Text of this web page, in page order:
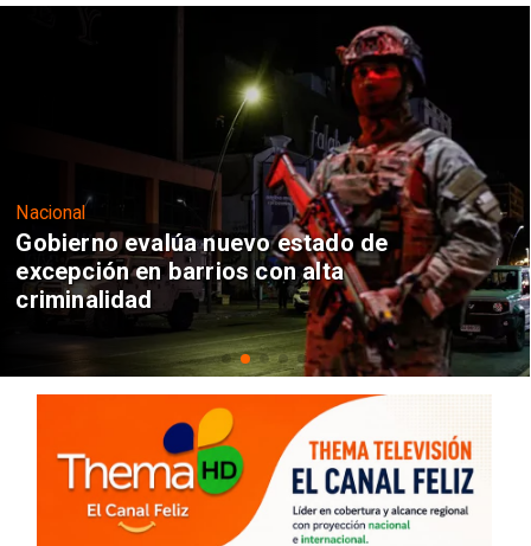
Nacional
Gobierno evalúa nuevo estado de
excepción en barrios con alta
criminalidad